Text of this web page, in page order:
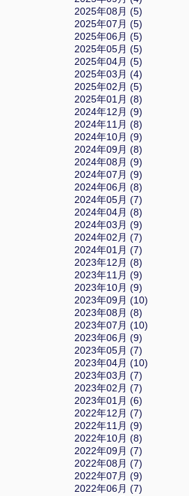
2025年08月 (5)
2025年07月 (5)
2025年06月 (5)
2025年05月 (5)
2025年04月 (5)
2025年03月 (4)
2025年02月 (5)
2025年01月 (8)
2024年12月 (9)
2024年11月 (8)
2024年10月 (9)
2024年09月 (8)
2024年08月 (9)
2024年07月 (9)
2024年06月 (8)
2024年05月 (7)
2024年04月 (8)
2024年03月 (9)
2024年02月 (7)
2024年01月 (7)
2023年12月 (8)
2023年11月 (9)
2023年10月 (9)
2023年09月 (10)
2023年08月 (8)
2023年07月 (10)
2023年06月 (9)
2023年05月 (7)
2023年04月 (10)
2023年03月 (7)
2023年02月 (7)
2023年01月 (6)
2022年12月 (7)
2022年11月 (9)
2022年10月 (8)
2022年09月 (7)
2022年08月 (7)
2022年07月 (9)
2022年06月 (7)